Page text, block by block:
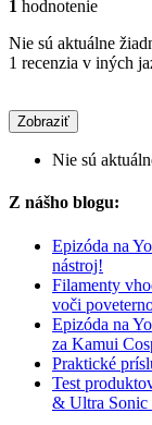
1 hodnotenie
Nie sú aktuálne
1 recenzia v iných
Zobraziť
Nie sú
Z nášho blogu:
Epizóda na
nástroj!
Filamenty
voči
Epizóda na
za Kamui
Praktické
Test
& Ultra Sonic